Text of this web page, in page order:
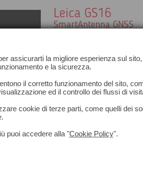
Leica GS16
SmartAntenna GNSS
Leica Viva GS16 è la
compatta e potente.
più alti standard della
numero di segnali
espansione necessita di un
Il sistema RTKplus si
ottimali per fornire le
ambienti più sfavorevoli.
Disponibile nelle versioni:
Unlimited
assicurarti la migliore esperienza sul
e la sicurezza.
il corretto funzionamento del sito,
ed il controllo dei flussi di
cookie di terze parti, come quelli dei
puoi accedere alla "Cookie Policy".